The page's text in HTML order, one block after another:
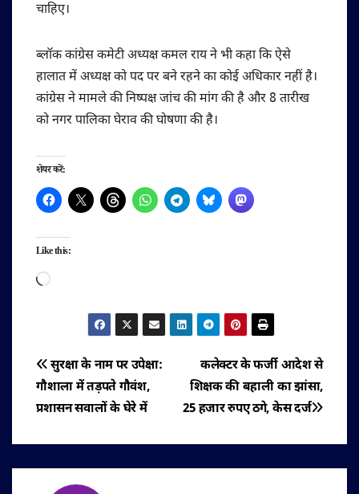
चाहिए।
ब्लॉक कांग्रेस कमेटी अध्यक्ष कमल राय ने भी कहा कि ऐसे
हालात में अध्यक्ष को पद पर बने रहने का कोई अधिकार नहीं है।
कांग्रेस ने मामले की निष्पक्ष जांच की मांग की है और 8 तारीख
को नगर पालिका घेराव की घोषणा की है।
शेयर करें:
Like this:
Loading…
पोस्ट
नेविगेशन
कलेक्टर के फर्जी आदेश से
शिक्षक की बहाली का झांसा,
25 हजार रुपए ठगे, केस दर्ज
सुरक्षा के नाम पर उपेक्षा:
गौशाला में तड़पते गौवंश,
प्रशासन सवालों के घेरे में